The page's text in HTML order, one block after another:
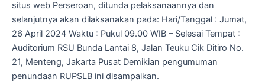
situs web Perseroan, ditunda pelaksanaannya dan
selanjutnya akan dilaksanakan pada: Hari/Tanggal : Jumat,
26 April 2024 Waktu : Pukul 09.00 WIB – Selesai Tempat :
Auditorium RSU Bunda Lantai 8, Jalan Teuku Cik Ditiro No.
21, Menteng, Jakarta Pusat Demikian pengumuman
penundaan RUPSLB ini disampaikan.